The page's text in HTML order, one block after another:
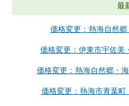
最
価格変更：熱海自然
価格変更：伊東市宇佐美
価格変更：熱海自然郷・
価格変更：熱海市青葉町